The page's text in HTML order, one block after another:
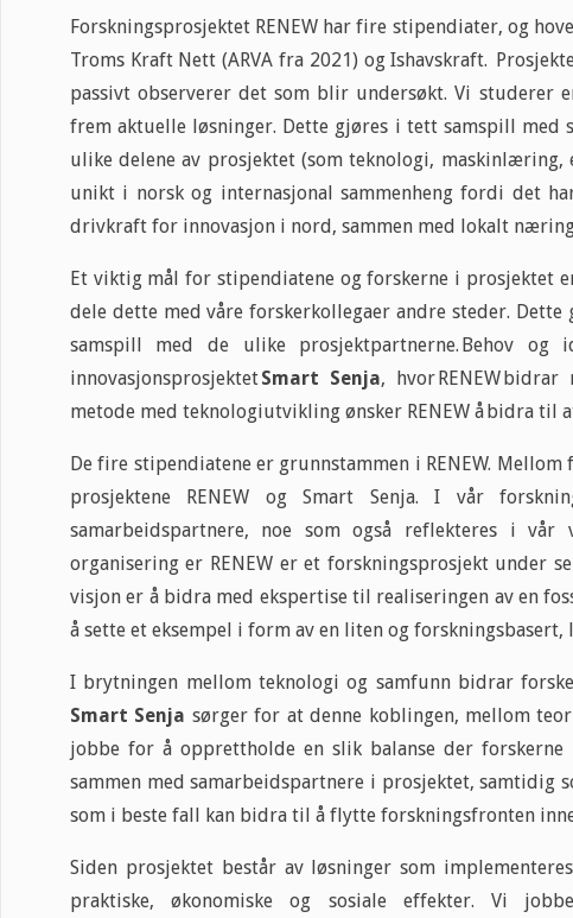
Forskningsprosjektet RENEW har fire stipendiater, og
Troms Kraft Nett (ARVA fra 2021) og Ishavskraft.
passivt observerer det som blir undersøkt. Vi studerer
frem aktuelle løsninger. Dette gjøres i tett samspill
ulike delene av prosjektet (som teknologi,
unikt i norsk og internasjonal sammenheng fordi det
drivkraft for innovasjon i nord, sammen med lokalt
Et viktig mål for stipendiatene og forskerne i prosjektet
dele dette med våre forskerkollegaer andre steder.
samspill med de ulike prosjektpartnerne. Behov
innovasjonsprosjektetSmart Senja, hvor RENEW
metode med teknologiutvikling ønsker RENEW å bidra til
De fire stipendiatene er grunnstammen i RENEW.
prosjektene RENEW og Smart Senja. I vår
samarbeidspartnere, noe som også reflekteres i
organisering er RENEW er et forskningsprosjekt under
visjon er å bidra med ekspertise til realiseringen av en
å sette et eksempel i form av en liten og
I brytningen mellom teknologi og samfunn bidrar
Smart Senja sørger for at denne koblingen, mellom
jobbe for å opprettholde en slik balanse der
sammen med samarbeidspartnere i prosjektet,
som i beste fall kan bidra til å flytte forskningsfronten
Siden prosjektet består av løsninger som
praktiske, økonomiske og sosiale effekter. Vi